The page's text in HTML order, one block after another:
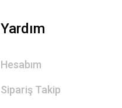
Yardım
Hesabım
Sipariş Takip